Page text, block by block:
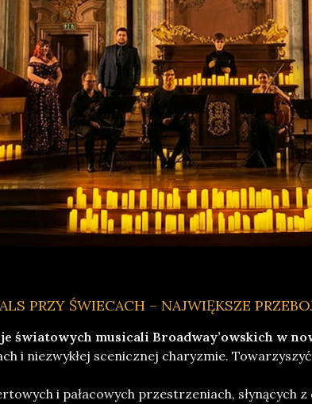
PRZY ŚWIECACH – NAJWIĘKSZE
światowych musicali Broadway’owskich w
i niezwykłej scenicznej charyzmie.
i pałacowych przestrzeniach, słynących